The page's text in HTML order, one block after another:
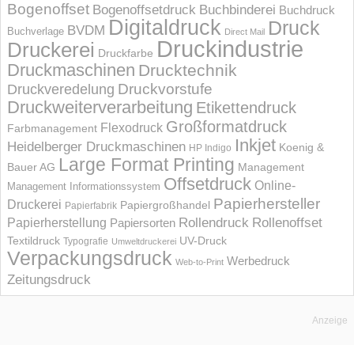
Bogenoffset Bogenoffsetdruck Buchbinderei Buchdruck
Buchverlage BVDM Digitaldruck Direct Mail Druck
Druckerei Druckfarbe Druckindustrie
Druckmaschinen Drucktechnik
Druckveredelung Druckvorstufe
Druckweiterverarbeitung Etikettendruck
Farbmanagement Flexodruck Großformatdruck
Heidelberger Druckmaschinen HP Indigo Inkjet Koenig &
Bauer AG Large Format Printing Management
Management Informations­system Offsetdruck Online-
Druckerei Papierfabrik Papiergroßhandel Papierhersteller
Papierherstellung Papiersorten Rollendruck Rollenoffset
Textildruck Typografie Umweltdruckerei UV-Druck
Verpackungsdruck Web-to-Print Werbedruck
Zeitungsdruck
Anzeige